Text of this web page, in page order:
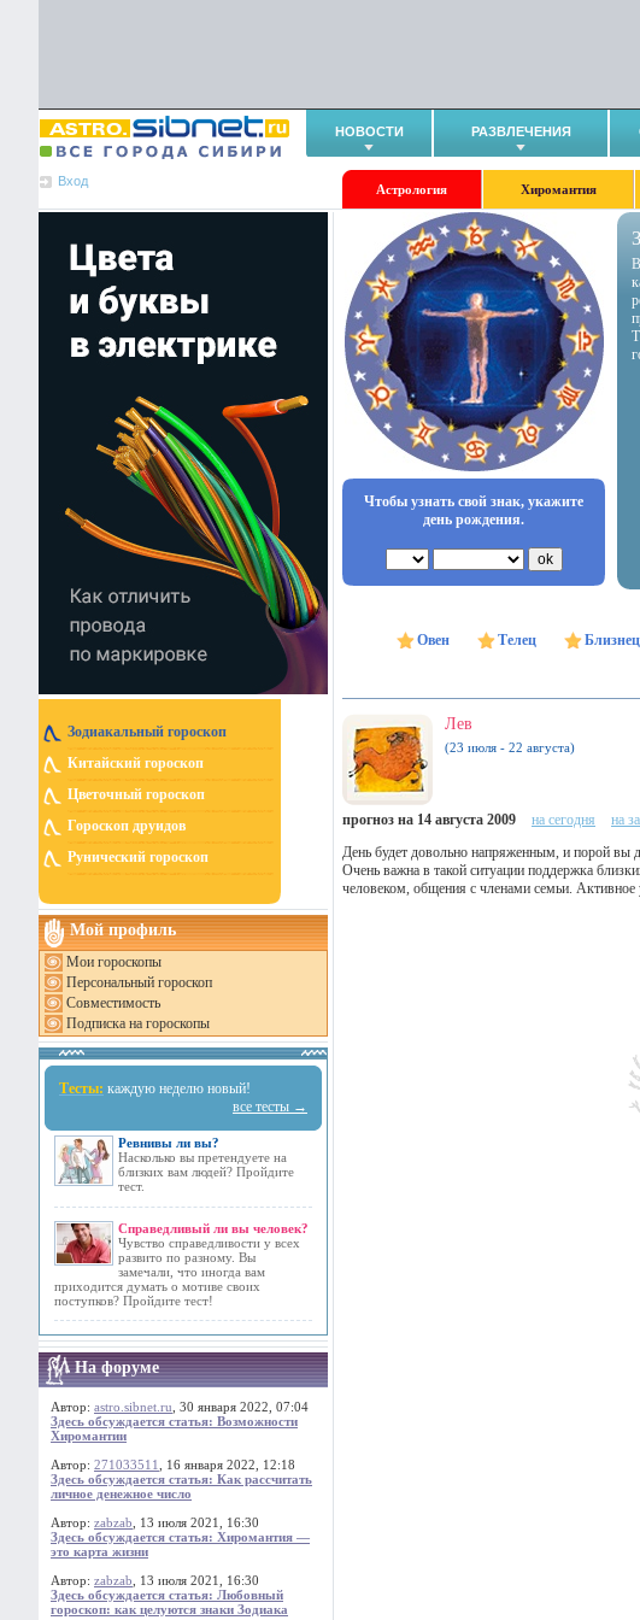
НОВОСТИ РАЗВЛЕЧЕНИЯ
Вход
Астрология Хиромантия
Зодиакальный гороскоп
Китайский гороскоп
Цветочный гороскоп
Гороскоп друидов
Рунический гороскоп
Мой профиль
Мои гороскопы
Персональный гороскоп
Совместимость
Подписка на гороскопы
Тесты: каждую неделю новый!
все тесты →
Ревнивы ли вы?
Насколько вы претендуете на
близких вам людей? Пройдите
тест.
Справедливый ли вы человек?
Чувство справедливости у всех
развито по разному. Вы
замечали, что иногда вам
приходится думать о мотиве своих
поступков? Пройдите тест!
На форуме
Автор: astro.sibnet.ru , 30 января 2022, 07:04
Здесь обсуждается статья: Возможности
Хиромантии
Автор: 271033511
, 16 января 2022, 12:18
Здесь обсуждается статья: Как рассчитать
личное денежное число
Автор: zabzab , 13 июля 2021, 16:30
Здесь обсуждается статья: Хиромантия —
это карта жизни
Автор: zabzab , 13 июля 2021, 16:30
Здесь обсуждается статья: Любовный
гороскоп: как целуются знаки Зодиака
Чтобы узнать свой знак, укажите
день рождения.
Овен Телец
Лев
(23 июля - 22 августа)
прогноз на 14 августа 2009 на сегодня на
День будет довольно напряженным, и порой вы
Очень важна в такой ситуации поддержка
человеком, общения с членами семьи. Активное